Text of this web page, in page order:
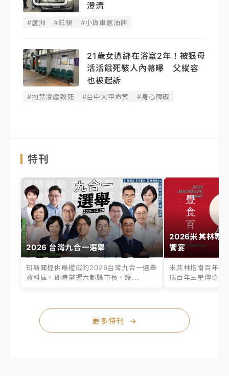
澄清
#蘆洲 #弒親 #小貨車蔥油餅
21歲女遭綁在浴室2年！被狠母
活活餓死駭人內幕曝 父縱容
也被起訴
#拘禁凌虐致死 #台中大甲命案 #身心障礙
特刊
2026 台灣九合一選舉
知新聞提供最權威的2026台灣九合一選舉
資料庫。即時掌握六都縣市長、議...
2026米其林專
饗宴
米其林指南百年之
瑞百年三星傳奇、
更多特刊 →